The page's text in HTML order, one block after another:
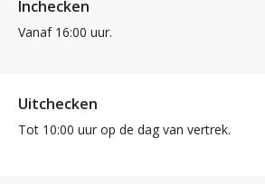
Inchecken
Vanaf 16:00 uur.
Uitchecken
Tot 10:00 uur op de dag van vertrek.